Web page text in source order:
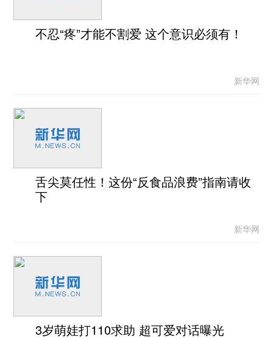
不忍“疼”才能不割爱 这个意识必须有！
新华网
舌尖莫任性！这份“反食品浪费”指南请收
下
新华网
3岁萌娃打110求助 超可爱对话曝光